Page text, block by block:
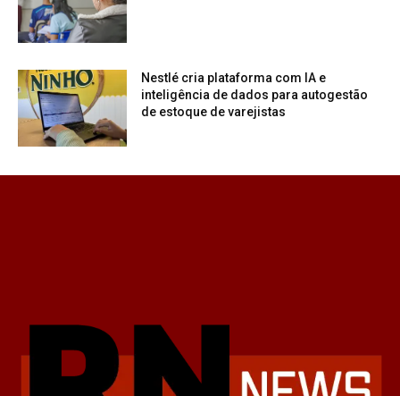
Nestlé cria plataforma com IA e
inteligência de dados para autogestão
de estoque de varejistas